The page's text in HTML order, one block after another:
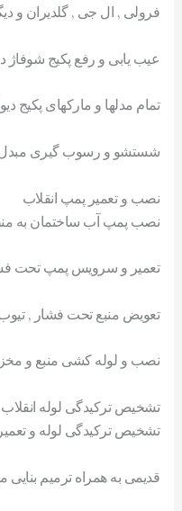
فرولی , ال جی , گلدیران و
عیب یابی و رفع پکیج شوفاژ
تمام مدلها و مارکهای پکیج
شستشو و رسوب گیری مبدل
نصب و تعمیر پمپ انقلاب
نصب پمپ آب ساختمان به
تعمیر و سرویس پمپ تحت
تعویض منبع تحت فشار ,
نصب و لوله کشی منبع و
تشخیص ترکیدگی لوله انقلاب
تشخیص ترکیدگی لوله و
قدیمی به همراه ترمیم بنایی